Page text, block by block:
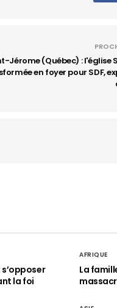
Jérome (Québec) : l'église
en foyer pour SDF,
la foi
AFRIQUE
La